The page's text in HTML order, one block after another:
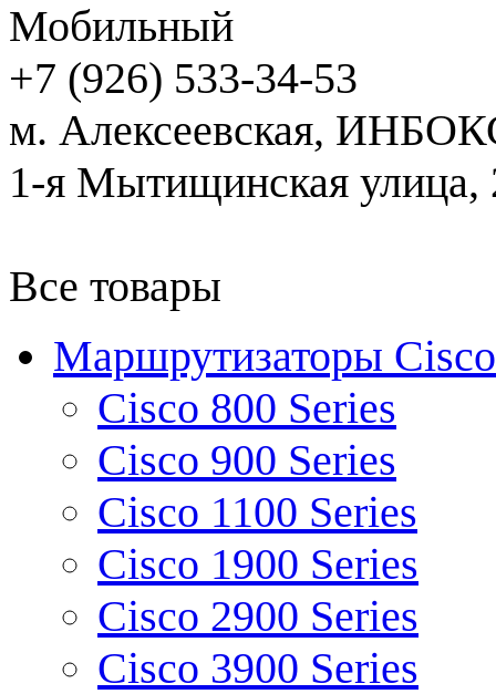
Мобильный
+7 (926) 533-34-53
м. Алексеевская,
1-я Мытищинская улица,
Все товары
Маршрутизаторы Cisco
Cisco 800 Series
Cisco 900 Series
Cisco 1100 Series
Cisco 1900 Series
Cisco 2900 Series
Cisco 3900 Series